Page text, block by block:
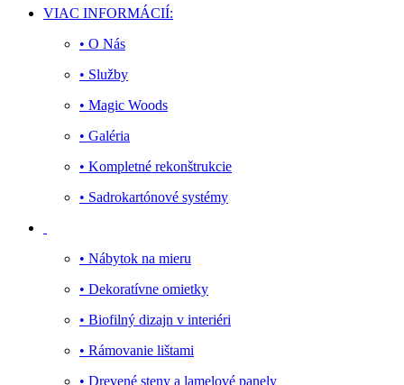
VIAC INFORMÁCIÍ:
• O Nás
• Služby
• Magic Woods
• Galéria
• Kompletné rekonštrukcie
• Sadrokartónové systémy
• Nábytok na mieru
• Dekoratívne omietky
• Biofilný dizajn v interiéri
• Rámovanie lištami
• Drevené steny a lamelové panely